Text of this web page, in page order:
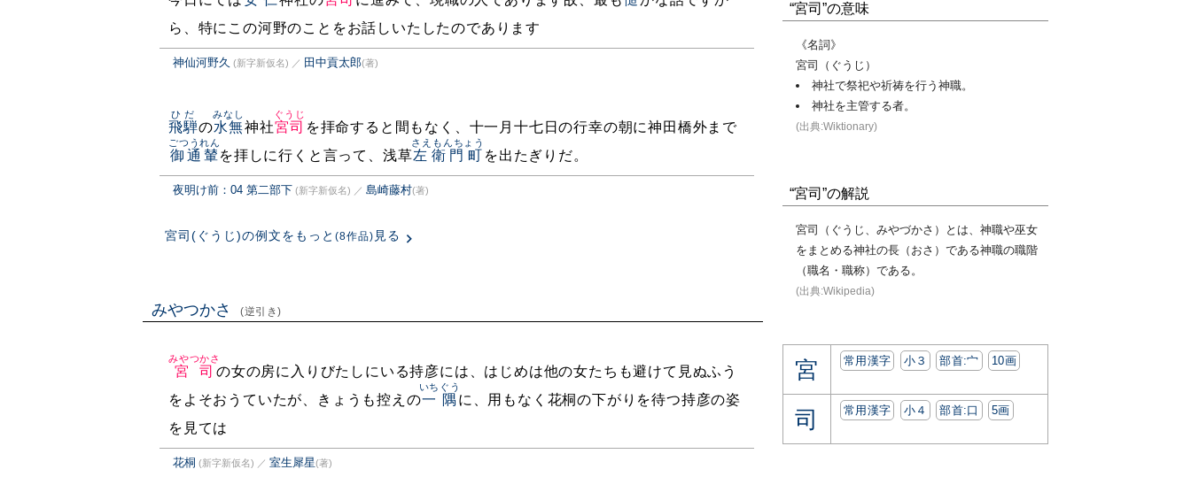
ら、特にこの河野のことをお話しいたしたのであります
神仙河野久 (新字新仮名) ／ 田中貢太郎(著)
飛騨
ひだ
の水無
みなし
神社宮司
ぐうじ
を拝命すると間もなく、十一月十七日の行幸の朝に神田橋外まで
御通輦
ごつうれん
を拝しに行くと言って、浅草左衛門町
さえもんちょう
を出たぎりだ。
夜明け前：04 第二部下 (新字新仮名) ／ 島崎藤村(著)
宮司(ぐうじ)の例文をもっと (8作品) 見る
みやつかさ (逆引き)
宮司
みやつかさ
の女の房に入りびたしにいる持彦には、はじめは他の女たちも避けて見ぬふう
をよそおうていたが、きょうも控えの一隅
いちぐう
に、用もなく花桐の下がりを待つ持彦の姿
を見ては
花桐 (新字新仮名) ／ 室生犀星(著)
“宮司”の意味
《名詞》
宮司（ぐうじ）
神社で祭祀や祈祷を行う神職。
神社を主管する者。
(出典:Wiktionary)
“宮司”の解説
宮司（ぐうじ、みやづかさ）とは、神職や巫女
をまとめる神社の長（おさ）である神職の職階
（職名・職称）である。
(出典:Wikipedia)
宮 常用漢字 小３ 部首:⼧ 10画
司 常用漢字 小４ 部首:⼝ 5画